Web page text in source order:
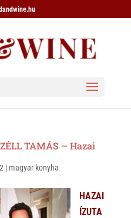
TAMÁS – Hazai
| magyar konyha
HAZAI
ÍZUTA